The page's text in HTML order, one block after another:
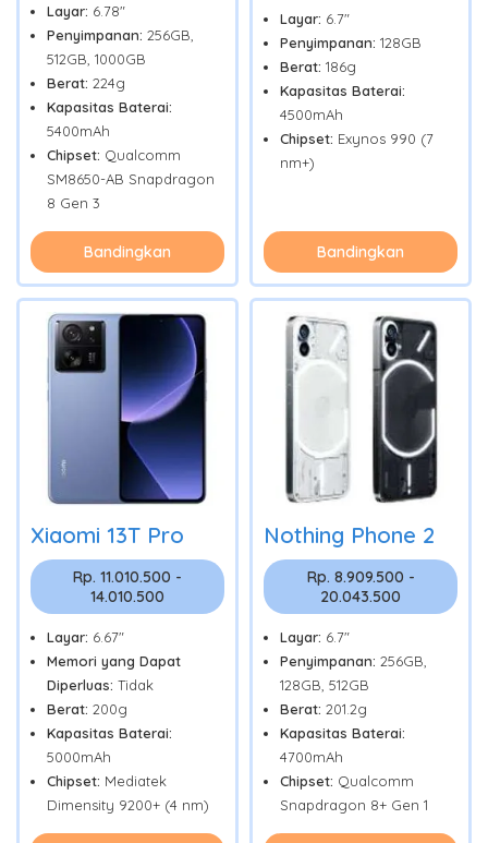
Layar: 6.78"
Penyimpanan: 256GB,
512GB, 1000GB
Berat: 224g
Kapasitas Baterai:
5400mAh
Chipset: Qualcomm
SM8650-AB Snapdragon
8 Gen 3
Bandingkan
Layar: 6.7"
Penyimpanan: 128GB
Berat: 186g
Kapasitas Baterai:
4500mAh
Chipset: Exynos 990 (7
nm+)
Bandingkan
Xiaomi 13T Pro
Rp. 11.010.500 -
14.010.500
Layar: 6.67"
Memori yang Dapat
Diperluas: Tidak
Berat: 200g
Kapasitas Baterai:
5000mAh
Chipset: Mediatek
Dimensity 9200+ (4 nm)
Nothing Phone 2
Rp. 8.909.500 -
20.043.500
Layar: 6.7"
Penyimpanan: 256GB,
128GB, 512GB
Berat: 201.2g
Kapasitas Baterai:
4700mAh
Chipset: Qualcomm
Snapdragon 8+ Gen 1